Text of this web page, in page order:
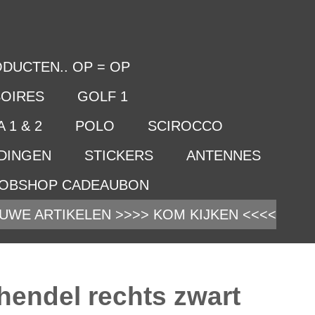
OP = OP
GOLF 1
1 & 2
POLO
SCIROCCO
STICKERS
ANTENNES
CADEAUBON
ARTIKELEN >>>> KOM KIJKEN <<<<
rechts zwart